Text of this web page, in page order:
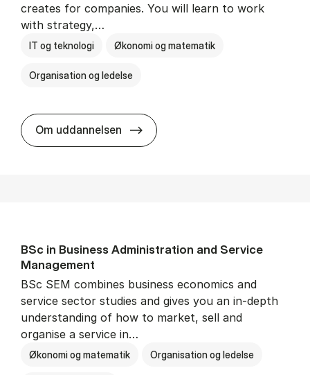
creates for companies. You will learn to work
with strategy,…
IT og teknologi Økonomi og matematik
Organisation og ledelse
Om uddannelsen BSc in Busi­ness Ad­min­is­tra­tion
BSc in Busi­ness Ad­min­is­tra­tion and Ser­vice
Man­age­ment
BSc SEM combines business economics and
service sector studies and gives you an in-depth
understanding of how to market, sell and
organise a service in…
Økonomi og matematik Organisation og ledelse